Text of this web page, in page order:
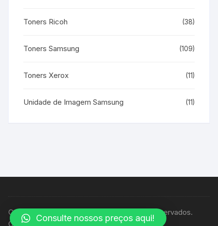
Toners Ricoh (38)
Toners Samsung (109)
Toners Xerox (11)
Unidade de Imagem Samsung (11)
Copyright © Casa Print - Todos os direitos reservados.
Orchid Store Tema por
Consulte nossos preços aqui!